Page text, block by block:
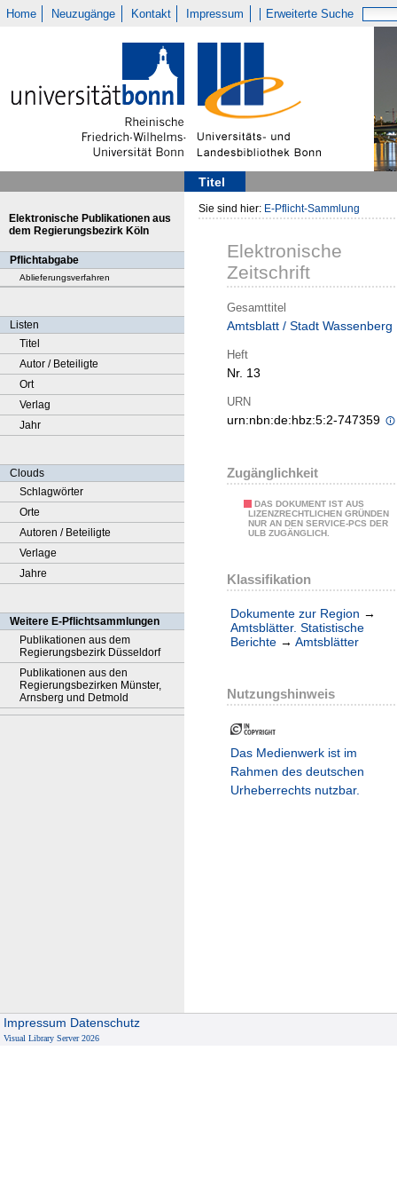
Home Neuzugänge Kontakt Impressum Erweiterte Suche
Titel
Elektronische Publikationen aus
dem Regierungsbezirk Köln
Pflichtabgabe
Ablieferungsverfahren
Listen
Titel
Autor / Beteiligte
Ort
Verlag
Jahr
Clouds
Schlagwörter
Orte
Autoren / Beteiligte
Verlage
Jahre
Weitere E-Pflichtsammlungen
Publikationen aus dem
Regierungsbezirk Düsseldorf
Publikationen aus den
Regierungsbezirken Münster,
Arnsberg und Detmold
Sie sind hier: E-Pflicht-Sammlung
Elektronische
Zeitschrift
Gesamttitel
Amtsblatt / Stadt Wassenberg
Heft
Nr. 13
URN
urn:nbn:de:hbz:5:2-747359
Zugänglichkeit
DAS DOKUMENT IST AUS
LIZENZRECHTLICHEN GRÜNDEN
NUR AN DEN SERVICE-PCS DER
ULB ZUGÄNGLICH.
Klassifikation
Dokumente zur Region →
Amtsblätter. Statistische
Berichte → Amtsblätter
Nutzungshinweis
Das Medienwerk ist im
Rahmen des deutschen
Urheberrechts nutzbar.
Impressum Datenschutz
Visual Library Server 2026